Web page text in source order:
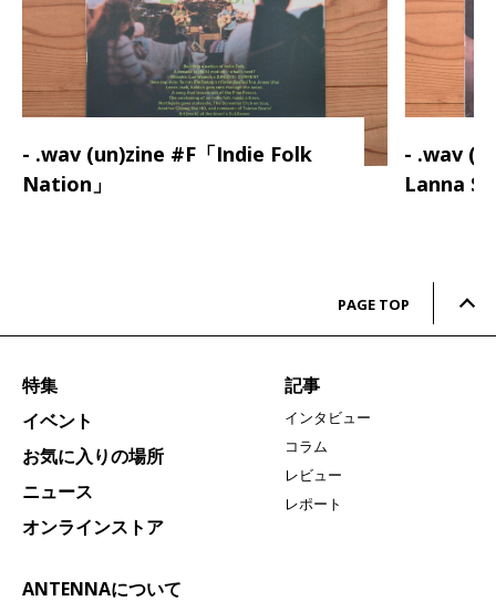
- .wav (un)zine #F「Indie Folk
Nation」
- .wav
Lanna
PAGE TOP
特集
イベント
お気に入りの場所
ニュース
オンラインストア
ANTENNAについて
記事
インタビュー
コラム
レビュー
レポート